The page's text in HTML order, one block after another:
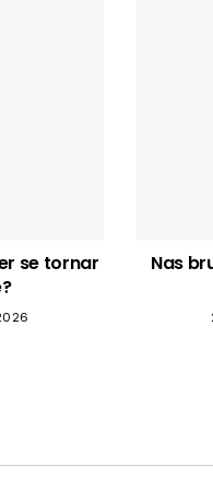
se tornar
Nas